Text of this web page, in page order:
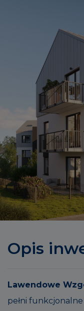
Opis
Lawendowe
pełni